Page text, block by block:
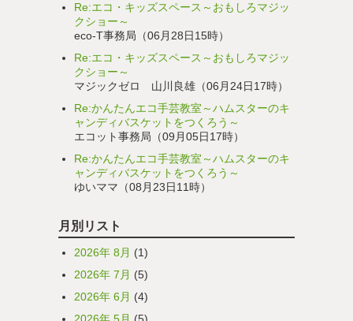
Re:エコ・キッズスペース～おもしろマジッ
クショー～
eco-T事務局（06月28日15時）
Re:エコ・キッズスペース～おもしろマジッ
クショー～
マジックゼロ 山川良雄（06月24日17時）
Re:かんたんエコ手芸教室～ハムスターのキ
ャンディバスケットをつくろう～
エコット事務局（09月05日17時）
Re:かんたんエコ手芸教室～ハムスターのキ
ャンディバスケットをつくろう～
ゆいママ（08月23日11時）
月別リスト
2026年 8月 (1)
2026年 7月 (5)
2026年 6月 (4)
2026年 5月 (5)